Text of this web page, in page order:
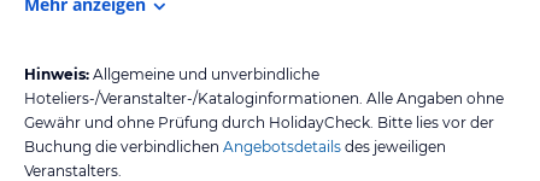
Hinweis: Allgemeine und unverbindliche
Hoteliers-/Veranstalter-/Kataloginformationen. Alle Angaben ohne
Gewähr und ohne Prüfung durch HolidayCheck. Bitte lies vor der
Buchung die verbindlichen Angebotsdetails des jeweiligen
Veranstalters.